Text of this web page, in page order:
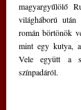
magyargyűlölő
világháború
román börtönök
mint egy kutya,
Vele együtt a
színpadáról.